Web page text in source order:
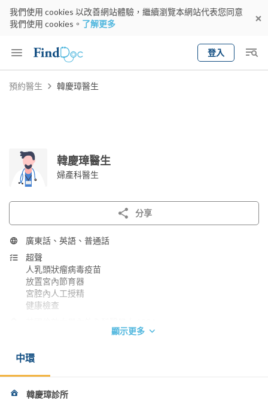
我們使用 cookies 以改善網站體驗，繼續瀏覽本網站代表您同意
我們使用 cookies。 了解更多
登入
Keyword
預約醫生 韓慶璋醫生
韓慶璋醫生
婦產科醫生
分享
廣東話、英語、普通話
超聲
人乳頭狀瘤病毒疫苗
放置宮內節育器
宮腔內人工授精
健康檢查
英國皇家婦產科醫學院院士 1999
香港婦產科學院院士 2003
電話：
2466 8823(Dr Hon Clinic)
顯示更多
中環
韓慶璋診所